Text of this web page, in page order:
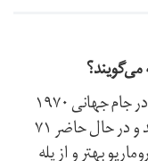
توستائو، پیشکسوت فوتبال برزیل که در جام جهانی ۱۹۷۰
توانست همراه این تیم به قهرمانی برسد و در حال حاضر ۷۱